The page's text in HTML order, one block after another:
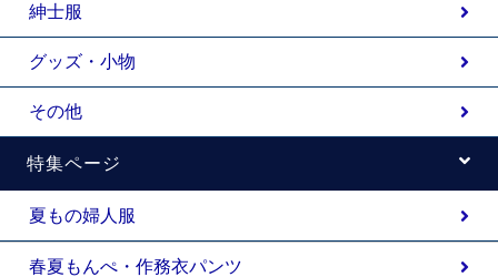
紳士服
グッズ・小物
その他
特集ページ
夏もの婦人服
春夏もんぺ・作務衣パンツ